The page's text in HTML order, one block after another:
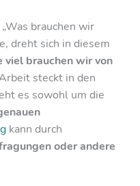
brauchen wir
dreht sich in diesem
viel brauchen wir von
steckt in den
es sowohl um die
kann durch
oder andere